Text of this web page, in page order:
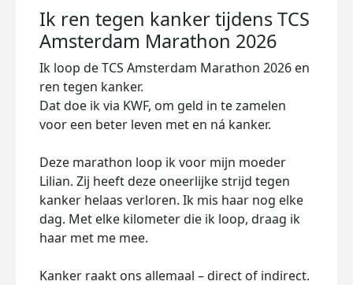
Ik ren tegen kanker tijdens TCS
Amsterdam Marathon 2026
Ik loop de TCS Amsterdam Marathon 2026 en
ren tegen kanker.
Dat doe ik via KWF, om geld in te zamelen
voor een beter leven met en ná kanker.
Deze marathon loop ik voor mijn moeder
Lilian. Zij heeft deze oneerlijke strijd tegen
kanker helaas verloren. Ik mis haar nog elke
dag. Met elke kilometer die ik loop, draag ik
haar met me mee.
Kanker raakt ons allemaal – direct of indirect.